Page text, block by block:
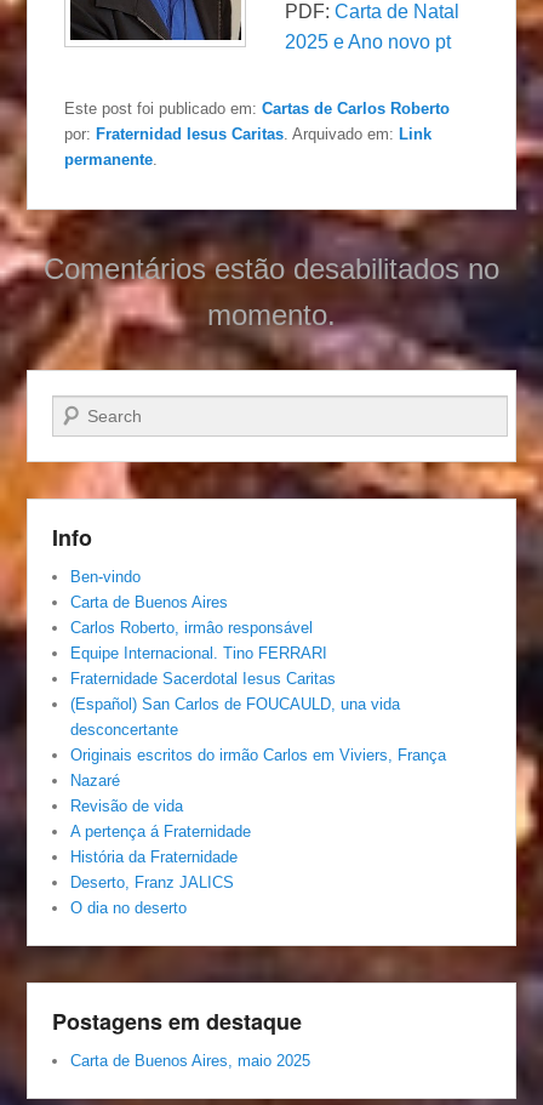
PDF:Carta de Natal
2025 e Ano novo pt
Este post foi publicado em:Cartas de Carlos Roberto
por: Fraternidad Iesus Caritas. Arquivado em: Link
permanente.
Comentários estão desabilitados no
momento.
Pesquisar…
Info
Ben-vindo
Carta de Buenos Aires
Carlos Roberto, irmâo responsável
Equipe Internacional. Tino FERRARI
Fraternidade Sacerdotal Iesus Caritas
(Español) San Carlos de FOUCAULD, una vida
desconcertante
Originais escritos do irmão Carlos em Viviers, França
Nazaré
Revisão de vida
A pertença á Fraternidade
História da Fraternidade
Deserto, Franz JALICS
O dia no deserto
Postagens em destaque
Carta de Buenos Aires, maio 2025